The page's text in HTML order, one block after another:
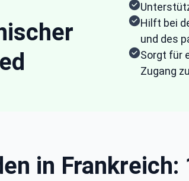
Hilft bei
und des
Sorgt für
Zugang
in